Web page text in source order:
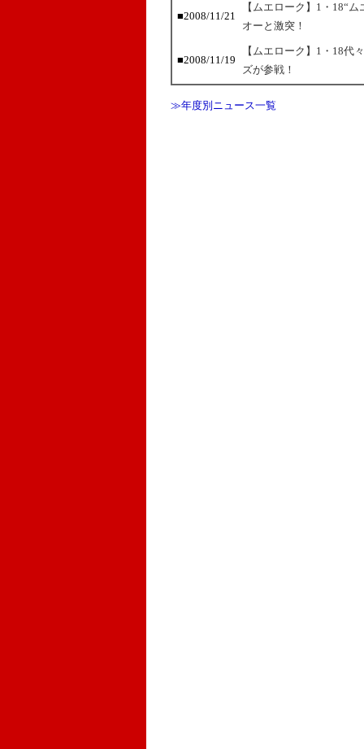
■2008/11/21
【ムエローク】1・18“
オーと激突！
■2008/11/19
【ムエローク】1・18代
ズが参戦！
≫年度別ニュース一覧